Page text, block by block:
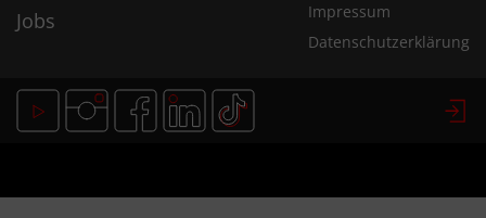
Jobs
Impressum
Datenschutzerklärung